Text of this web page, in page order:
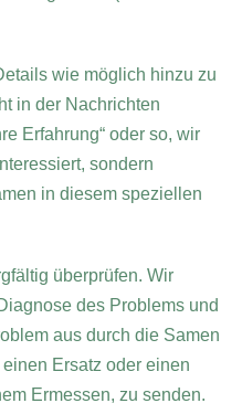
wie möglich hinzu zu
in der Nachrichten
Erfahrung“ oder so, wir
sondern
in diesem speziellen
überprüfen. Wir
des Problems und
aus durch die Samen
Ersatz oder einen
Ermessen, zu senden.